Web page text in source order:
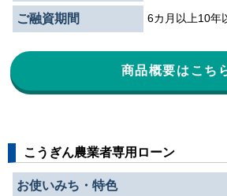
ご融資期間 6カ月以上10年
商品概要はこち
こうぎん農業者専用ローン
お使いみち・特色